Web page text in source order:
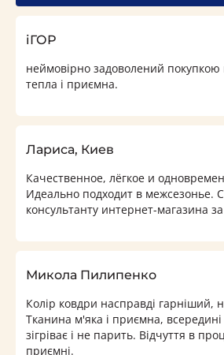
іГОР
неймовірно задоволений покупкою
тепла і приємна.
Лариса, Киев
Качественное, лёгкое и
Идеально подходит в межсезонье.
консультанту интернет-магазина
Микола Пилипенко
Колір ковдри насправді гарніший,
Тканина м'яка і приємна,
зігріває і не парить. Відчуття в
приємні.